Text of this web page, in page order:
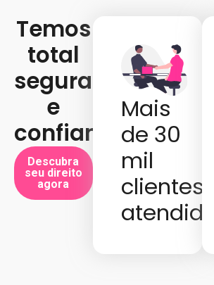
Temos
total
segurança
e
confiança:
Descubra
seu direito
agora
Mais
de 30
mil
clientes
atendidos